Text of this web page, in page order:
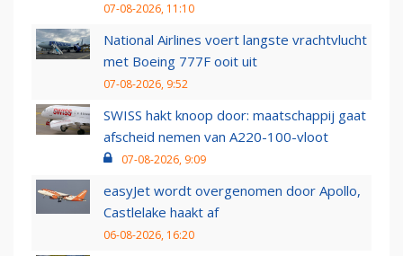
07-08-2026, 11:10
National Airlines voert langste vrachtvlucht
met Boeing 777F ooit uit
07-08-2026, 9:52
SWISS hakt knoop door: maatschappij gaat
afscheid nemen van A220-100-vloot
07-08-2026, 9:09
easyJet wordt overgenomen door Apollo,
Castlelake haakt af
06-08-2026, 16:20